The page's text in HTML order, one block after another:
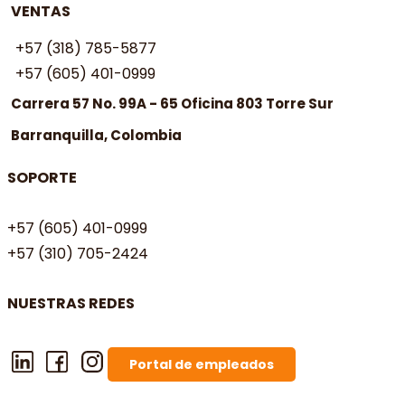
VENTAS
+57 (318) 785-5877
+57 (605) 401-0999
Carrera 57 No. 99A - 65 Oficina 803 Torre Sur
Barranquilla, Colombia
SOPORTE
+57 (605) 401-0999
+57 (310) 705-2424
NUESTRAS REDES
Portal de empleados